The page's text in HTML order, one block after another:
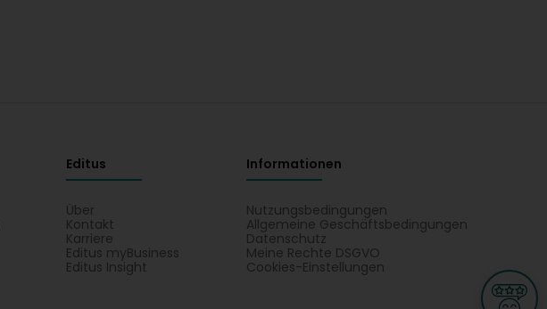
Editus
Über
Kontakt
Karriere
Editus myBusiness
Editus Insight
Informationen
Nutzungsbedingungen
Allgemeine Geschäftsbedingungen
Datenschutz
Meine Rechte DSGVO
Cookies-Einstellungen